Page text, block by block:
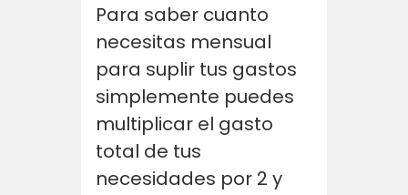
Para saber cuanto
necesitas mensual
para suplir tus gastos
simplemente puedes
multiplicar el gasto
total de tus
necesidades por 2 y